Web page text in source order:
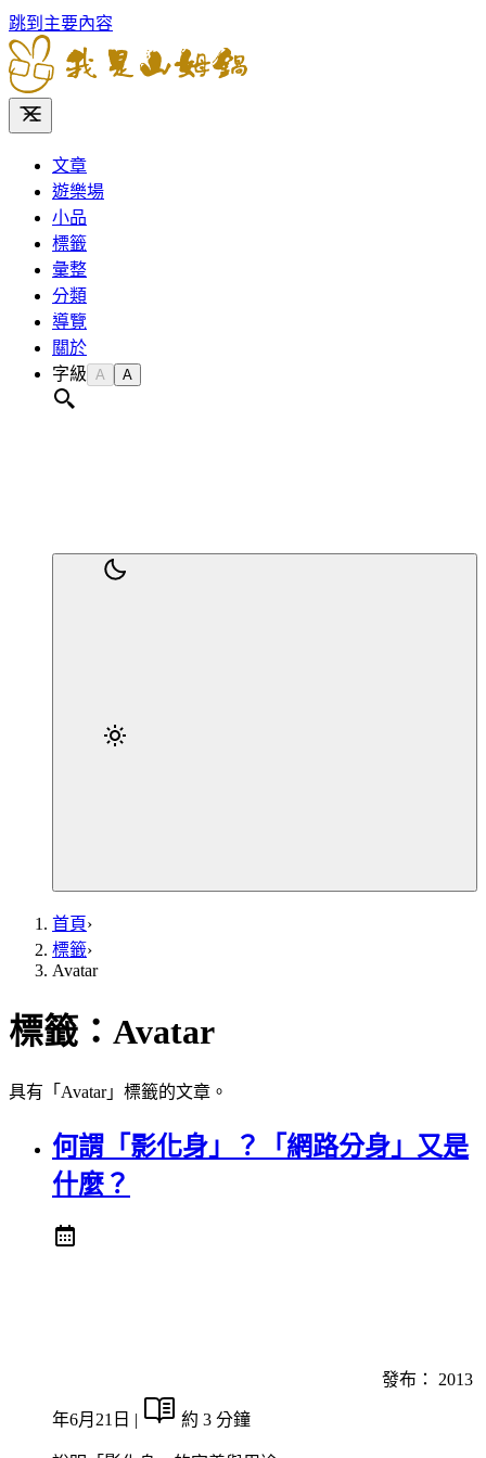
跳到主要內容
文章
遊樂場
小品
標籤
彙整
分類
導覽
關於
字級 A A
首頁›
標籤›
Avatar
標籤： Avatar
具有「Avatar」標籤的文章。
何謂「影化身」？「網路分身」又是
什麼？
發布： 2013
年6月21日 | 約 3 分鐘